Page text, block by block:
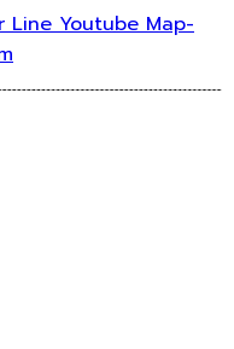
Line Youtube Map-